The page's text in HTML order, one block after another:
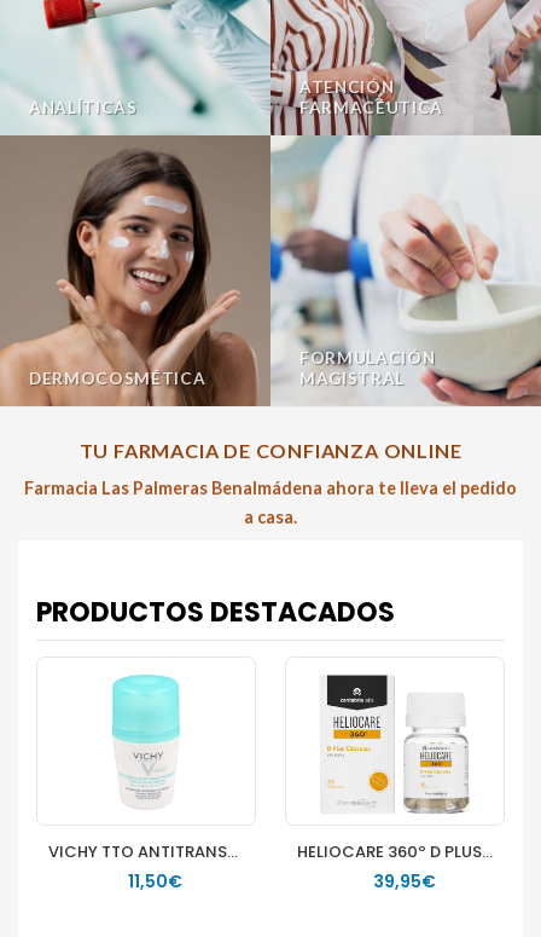
ANALÍTICAS
ATENCIÓN
FARMACÉUTICA
DERMOCOSMÉTICA
FORMULACIÓN
MAGISTRAL
TU FARMACIA DE CONFIANZA ONLINE
Farmacia Las Palmeras Benalmádena ahora te lleva el pedido
a casa.